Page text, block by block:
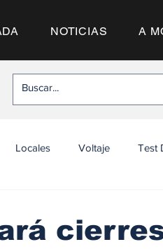
NOTICIAS A
Locales Voltaje Test